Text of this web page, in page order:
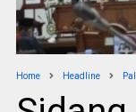
Home Headline